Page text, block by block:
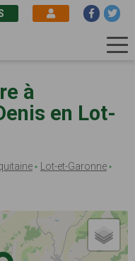
à
en Lot-
Lot-et-Garonne